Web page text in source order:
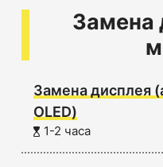
Замена
Замена дисплея
OLED)
1-2 часа